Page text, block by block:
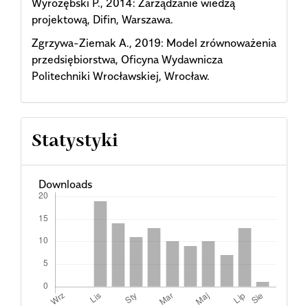
projektową, Difin, Warszawa.
Zgrzywa-Ziemak A., 2019: Model zrównoważenia
przedsiębiorstwa, Oficyna Wydawnicza
Politechniki Wrocławskiej, Wrocław.
Statystyki
Downloads